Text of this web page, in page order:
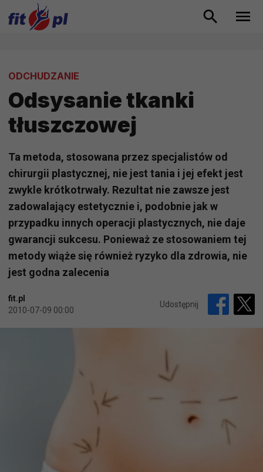
ODCHUDZANIE
Odsysanie tkanki
tłuszczowej
Ta metoda, stosowana przez specjalistów od
chirurgii plastycznej, nie jest tania i jej efekt jest
zwykle krótkotrwały. Rezultat nie zawsze jest
zadowalający estetycznie i, podobnie jak w
przypadku innych operacji plastycznych, nie daje
gwarancji sukcesu. Ponieważ ze stosowaniem tej
metody wiąże się również ryzyko dla zdrowia, nie
jest godna zalecenia
fit.pl
2010-07-09 00:00
Udostępnij